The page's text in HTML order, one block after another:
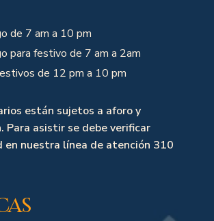
de 7 am a 10 pm
para festivo de 7 am a 2am
de 12 pm a 10 pm
están sujetos a aforo y
Para asistir se debe verificar
en nuestra línea de atención 310